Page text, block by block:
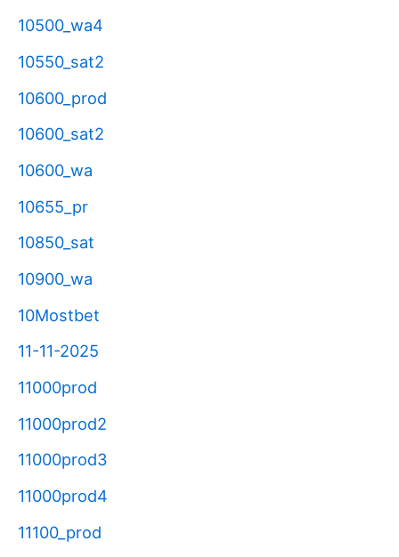
10500_wa4
10550_sat2
10600_prod
10600_sat2
10600_wa
10655_pr
10850_sat
10900_wa
10Mostbet
11-11-2025
11000prod
11000prod2
11000prod3
11000prod4
11100_prod